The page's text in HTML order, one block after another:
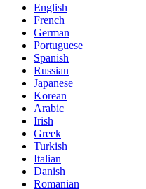
English
French
German
Portuguese
Spanish
Russian
Japanese
Korean
Arabic
Irish
Greek
Turkish
Italian
Danish
Romanian